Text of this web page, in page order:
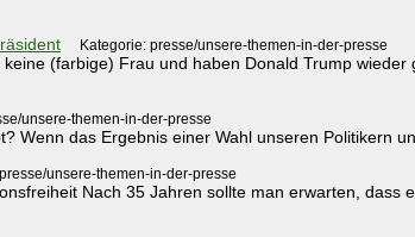
Kategorie: presse/unsere-themen-in-der-presse
(farbige) Frau und haben Donald Trump
unsere-themen-in-der-presse
Wenn das Ergebnis einer Wahl unseren Politikern
unsere-themen-in-der-presse
Nach 35 Jahren sollte man erwarten, dass